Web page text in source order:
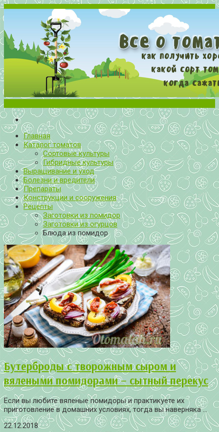
Все о томатах. Выращивание томатов. Сорта и рассада.
Выращивание и уход за томатами
Главная
Каталог томатов
Сортовые культуры
Гибридные культуры
Выращивание и уход
Болезни и вредители
Препараты
Конструкции и сооружения
Рецепты
Заготовки из помидор
Заготовки из огурцов
Блюда из помидор
Бутерброды с творожным сыром и
вялеными помидорами – сытный перекус
Если вы любите вяленые помидоры и практикуете их
приготовление в домашних условиях, тогда вы наверняка ...
22.12.2018